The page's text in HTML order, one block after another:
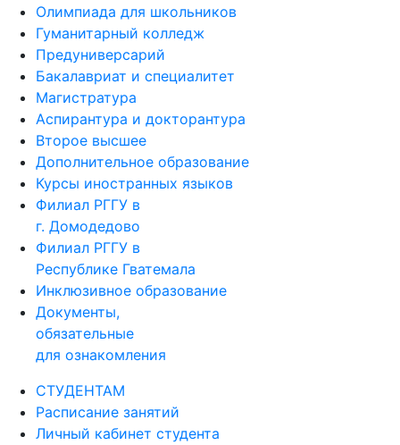
Олимпиада для школьников
Гуманитарный колледж
Предуниверсарий
Бакалавриат и специалитет
Магистратура
Аспирантура и докторантура
Второе высшее
Дополнительное образование
Курсы иностранных языков
Филиал РГГУ в
г. Домодедово
Филиал РГГУ в
Республике Гватемала
Инклюзивное образование
Документы,
обязательные
для ознакомления
СТУДЕНТАМ
Расписание занятий
Личный кабинет студента